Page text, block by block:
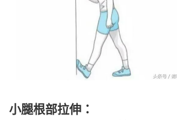
小腿根部拉伸：